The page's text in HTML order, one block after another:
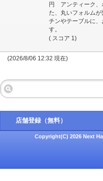
円 アンティーク、
た、丸いフォルム
チンやテーブルに
す。
( スコア 1)
(2026/8/06 12:32 現在)
店舗登録（無料）
Copyright(C) 2026 Next